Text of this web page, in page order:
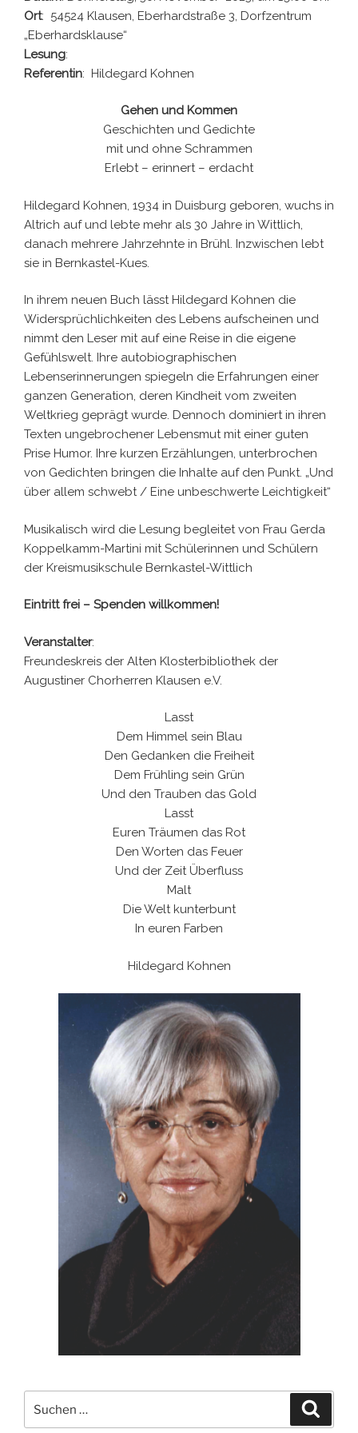
Ort: 54524 Klausen, Eberhardstraße 3, Dorfzentrum
„Eberhardsklause“
Lesung:
Referentin: Hildegard Kohnen
Gehen und Kommen
Geschichten und Gedichte
mit und ohne Schrammen
Erlebt – erinnert – erdacht
Hildegard Kohnen, 1934 in Duisburg geboren, wuchs in
Altrich auf und lebte mehr als 30 Jahre in Wittlich,
danach mehrere Jahrzehnte in Brühl. Inzwischen lebt
sie in Bernkastel-Kues.
In ihrem neuen Buch lässt Hildegard Kohnen die
Widersprüchlichkeiten des Lebens aufscheinen und
nimmt den Leser mit auf eine Reise in die eigene
Gefühlswelt. Ihre autobiographischen
Lebenserinnerungen spiegeln die Erfahrungen einer
ganzen Generation, deren Kindheit vom zweiten
Weltkrieg geprägt wurde. Dennoch dominiert in ihren
Texten ungebrochener Lebensmut mit einer guten
Prise Humor. Ihre kurzen Erzählungen, unterbrochen
von Gedichten bringen die Inhalte auf den Punkt. „Und
über allem schwebt / Eine unbeschwerte Leichtigkeit“
Musikalisch wird die Lesung begleitet von Frau Gerda
Koppelkamm-Martini mit Schülerinnen und Schülern
der Kreismusikschule Bernkastel-Wittlich
Eintritt frei – Spenden willkommen!
Veranstalter:
Freundeskreis der Alten Klosterbibliothek der
Augustiner Chorherren Klausen e.V.
Lasst
Dem Himmel sein Blau
Den Gedanken die Freiheit
Dem Frühling sein Grün
Und den Trauben das Gold
Lasst
Euren Träumen das Rot
Den Worten das Feuer
Und der Zeit Überfluss
Malt
Die Welt kunterbunt
In euren Farben
Hildegard Kohnen
nach: